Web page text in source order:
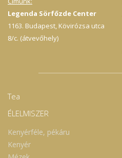
Legenda Sörfőzde Center
1163. Budapest, Kövirózsa utca
8/c. (átvevőhely)
Tea
ÉLELMISZER
Kenyérféle, pékáru
Kenyér